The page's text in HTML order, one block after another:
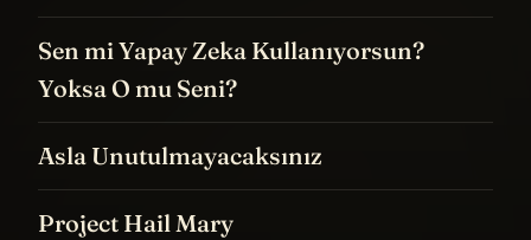
Sen mi Yapay Zeka Kullanıyorsun?
Yoksa O mu Seni?
Asla Unutulmayacaksınız
Project Hail Mary